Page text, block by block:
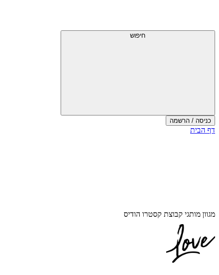
עליון
חיפוש
כניסה / הרשמה
סוף
דף הבית
מגוון מותגי קבוצת קסטרו הודיס